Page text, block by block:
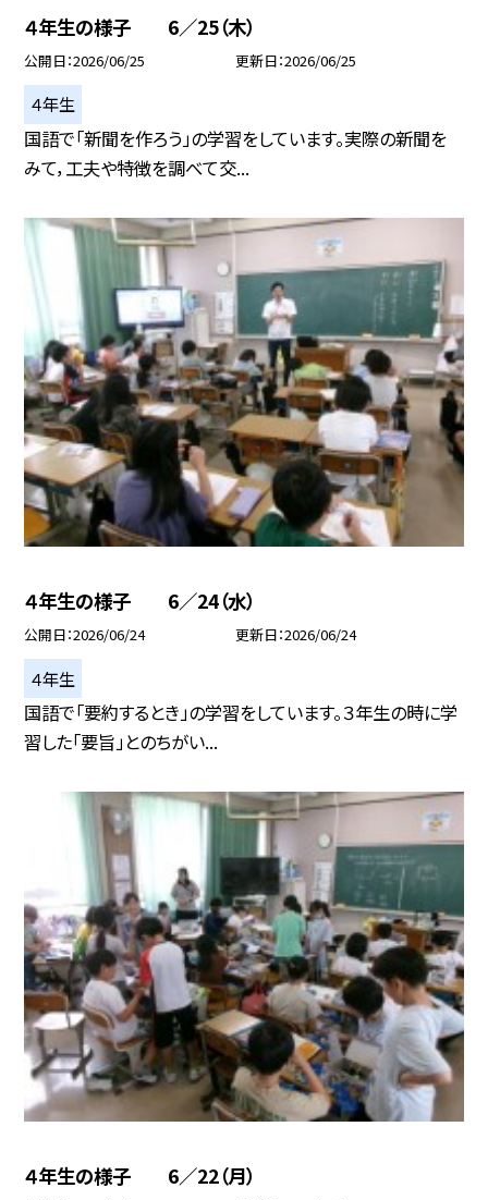
４年生の様子 6／25（木）
公開日 2026/06/25 更新日 2026/06/25
４年生
国語で「新聞を作ろう」の学習をしています。実際の新聞を
みて，工夫や特徴を調べて交...
４年生の様子 6／24（水）
公開日 2026/06/24 更新日 2026/06/24
４年生
国語で「要約するとき」の学習をしています。３年生の時に学
習した「要旨」とのちがい...
４年生の様子 6／22（月）